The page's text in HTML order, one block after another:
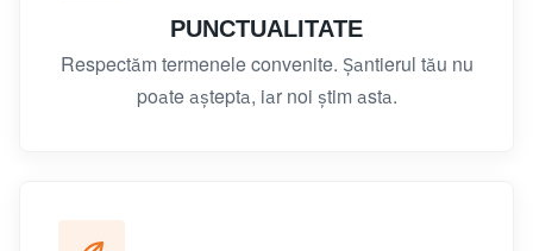
PUNCTUALITATE
Respectăm termenele convenite. Șantierul tău nu
poate aștepta, iar noi știm asta.